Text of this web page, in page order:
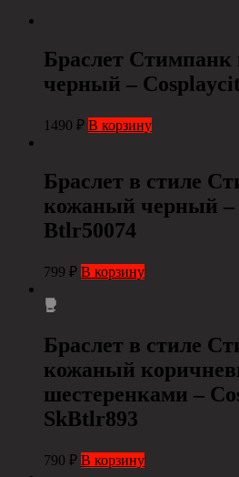
Браслет
черный –
1490 ₽ В корзину
Браслет в стиле
кожаный черный –
Btlr50074
799 ₽ В корзину
Браслет в стиле
кожаный
шестеренками –
SkBtlr893
790 ₽ В корзину